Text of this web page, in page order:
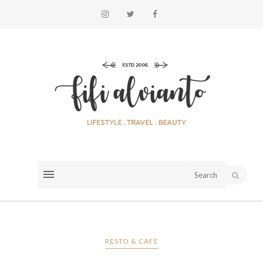
RESTO & CAFE